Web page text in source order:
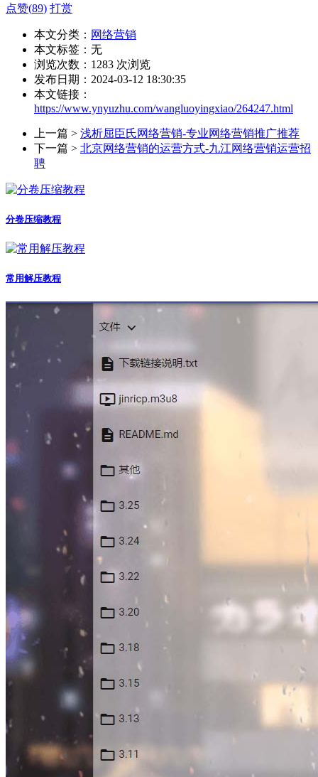
点赞(89) 打赏
本文分类： 网络营销
本文标签：无
浏览次数： 1283 次浏览
发布日期：2024-03-12 18:30:35
本文链接：
https://www.ynyuzhu.com/wangluoyingxiao/264247.html
上一篇 > 浅析屈臣氏网络营销-专业网络营销推广推荐
下一篇 > 北京网络营销的运营方式-九江网络营销运营招
聘
分卷压缩教程
常用解压教程